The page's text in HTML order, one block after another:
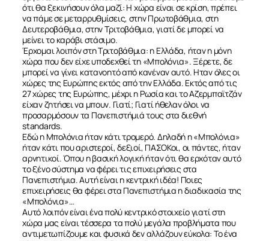
ότι θα ξεκινήσουν όλα μαζί: Η χώρα είναι σε κρίση, πρέπει
να πάμε σε μεταρρυθμίσεις, στην Πρωτοβάθμια, στη
Δευτεροβάθμια, στην Τριτοβάθμια, γιατί δε μπορεί να
μείνει το καράβι στάσιμο.
Έρχομαι λοιπόν στη Τριτοβάθμια: η Ελλάδα, ήταν η μόνη
χώρα που δεν είχε υποδεχθεί τη «Μπολόνια». Ξέρετε, δε
μπορεί να γίνει κατανοητό από κανέναν αυτό. Ηταν όλες οι
χώρες της Ευρώπης εκτός από την Ελλάδα. Εκτός από τις
27 χώρες της Ευρώπης, μέχρι η Ρωσία και το Αζερμπαϊτζάν
είχαν ζητήσει να μπουν. Γιατί; Γιατί ήθελαν όλοι να
προσαρμόσουν τα Πανεπιστήμιά τους στα διεθνή
standards.
Εδώ η Μπολόνια ήταν κάτι τρομερό. Δηλαδή η «Μπολόνια»
ήταν κάτι που αριστεροί, δεξιοί, ΠΑΣΟΚοι, οι πάντες, ήταν
αρνητικοί. Όπου η βασική λογική ήταν ότι θα ερχόταν αυτό
το ξένο σύστημα να φέρει τις επιχειρήσεις στα
Πανεπιστήμια. Αυτή είναι η κεντρική ιδέα! Ποιες
επιχειρήσεις θα φέρει στα Πανεπιστήμια η διαδικασία της
«Μπολόνια»…
Αυτό λοιπόν είναι ένα πολύ κεντρικό στοιχείο γιατί στη
χώρα μας είναι τέσσερα τα πολύ μεγάλα προβλήματα που
αντιμετωπίζουμε και φυσικά δεν αλλάζουν εύκολα: Το ένα